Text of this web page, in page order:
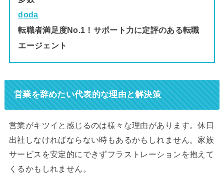
doda
転職者満足度No.1！サポート力に定評のある転職
エージェント
営業を辞めたい代表的な理由と解決策
営業がキツイと感じるのは様々な理由があります。休日
出社しなければならない時もあるかもしれません。家族
サービスを安定的にできずフラストレーションを抱えて
くるかもしれません。